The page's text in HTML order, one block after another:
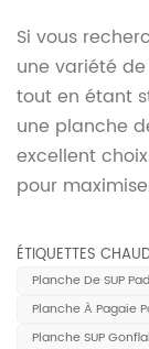
Si vous
une variété
tout en étant
une planche
excellent
pour
ÉTIQUETTES
Planche De SUP
Planche À Pagaie
Planche SUP